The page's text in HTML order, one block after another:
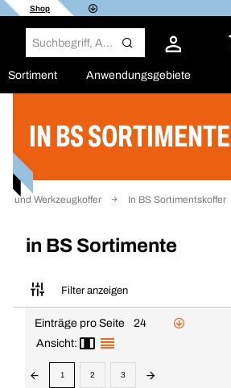
Shop
Sortiment Anwendungsgebiete
IN BS SORTIMENTE
und Werkzeugkoffer In BS Sortimentskoffer
in BS Sortimente
Filter anzeigen
Filter
Einträge pro Seite
24
Ansicht:
1 2 3